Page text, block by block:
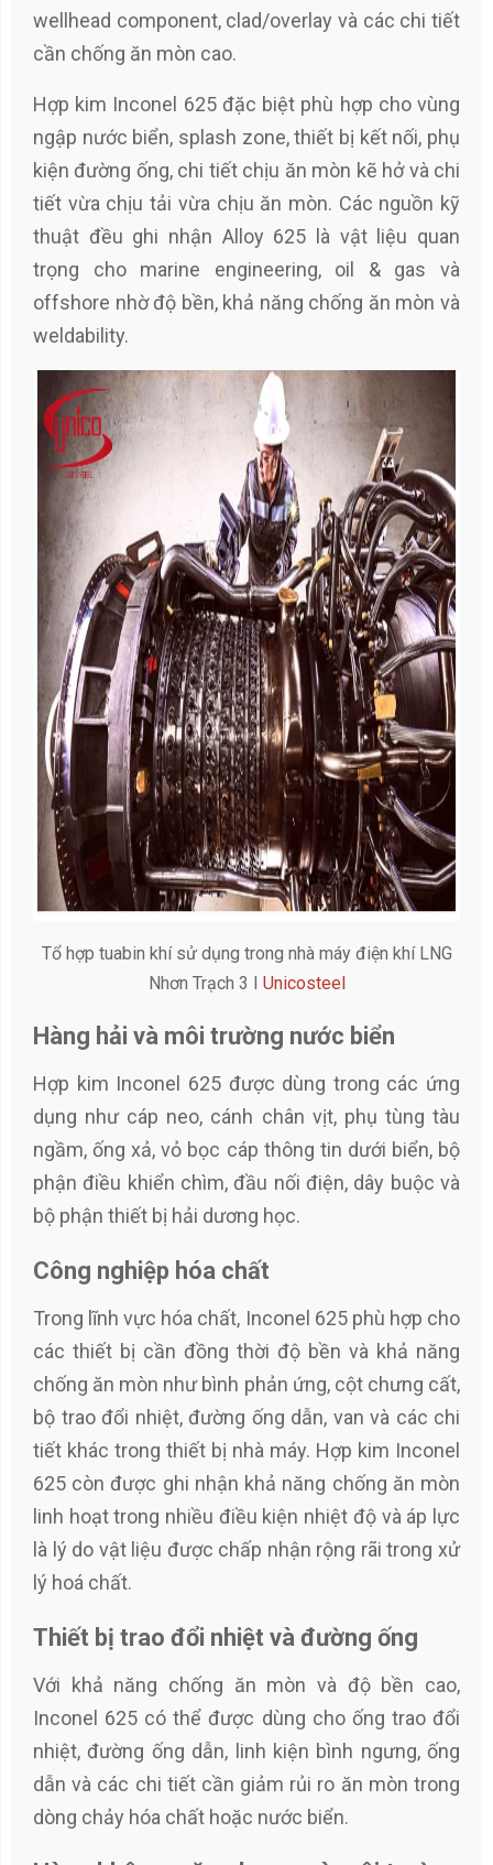
wellhead component, clad/overlay và các chi tiết
cần chống ăn mòn cao.
Hợp kim Inconel 625 đặc biệt phù hợp cho vùng
ngập nước biển, splash zone, thiết bị kết nối, phụ
kiện đường ống, chi tiết chịu ăn mòn kẽ hở và chi
tiết vừa chịu tải vừa chịu ăn mòn. Các nguồn kỹ
thuật đều ghi nhận Alloy 625 là vật liệu quan
trọng cho marine engineering, oil & gas và
offshore nhờ độ bền, khả năng chống ăn mòn và
weldability.
Tổ hợp tuabin khí sử dụng trong nhà máy điện khí LNG
Nhơn Trạch 3 I Unicosteel
Hàng hải và môi trường nước biển
Hợp kim Inconel 625 được dùng trong các ứng
dụng như cáp neo, cánh chân vịt, phụ tùng tàu
ngầm, ống xả, vỏ bọc cáp thông tin dưới biển, bộ
phận điều khiển chìm, đầu nối điện, dây buộc và
bộ phận thiết bị hải dương học.
Công nghiệp hóa chất
Trong lĩnh vực hóa chất, Inconel 625 phù hợp cho
các thiết bị cần đồng thời độ bền và khả năng
chống ăn mòn như bình phản ứng, cột chưng cất,
bộ trao đổi nhiệt, đường ống dẫn, van và các chi
tiết khác trong thiết bị nhà máy. Hợp kim Inconel
625 còn được ghi nhận khả năng chống ăn mòn
linh hoạt trong nhiều điều kiện nhiệt độ và áp lực
là lý do vật liệu được chấp nhận rộng rãi trong xử
lý hoá chất.
Thiết bị trao đổi nhiệt và đường ống
Với khả năng chống ăn mòn và độ bền cao,
Inconel 625 có thể được dùng cho ống trao đổi
nhiệt, đường ống dẫn, linh kiện bình ngưng, ống
dẫn và các chi tiết cần giảm rủi ro ăn mòn trong
dòng chảy hóa chất hoặc nước biển.